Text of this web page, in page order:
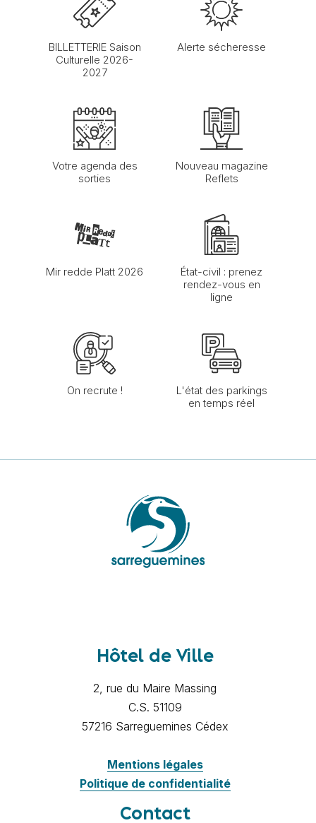
BILLETTERIE Saison
Culturelle 2026-
2027
Alerte sécheresse
Votre agenda des
sorties
Nouveau magazine
Reflets
Mir redde Platt 2026
État-civil : prenez
rendez-vous en
ligne
On recrute !
L'état des parkings
en temps réel
Hôtel de Ville
2, rue du Maire Massing
C.S. 51109
57216 Sarreguemines Cédex
Mentions légales
Politique de confidentialité
Contact